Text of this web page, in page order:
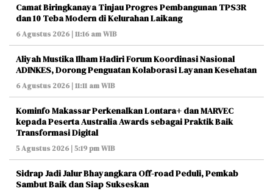
Camat Biringkanaya Tinjau Progres Pembangunan TPS3R
dan 10 Teba Modern di Kelurahan Laikang
6 Agustus 2026 | 11:16 am WIB
Aliyah Mustika Ilham Hadiri Forum Koordinasi Nasional
ADINKES, Dorong Penguatan Kolaborasi Layanan Kesehatan
6 Agustus 2026 | 11:11 am WIB
Kominfo Makassar Perkenalkan Lontara+ dan MARVEC
kepada Peserta Australia Awards sebagai Praktik Baik
Transformasi Digital
5 Agustus 2026 | 5:19 pm WIB
Sidrap Jadi Jalur Bhayangkara Off-road Peduli, Pemkab
Sambut Baik dan Siap Sukseskan